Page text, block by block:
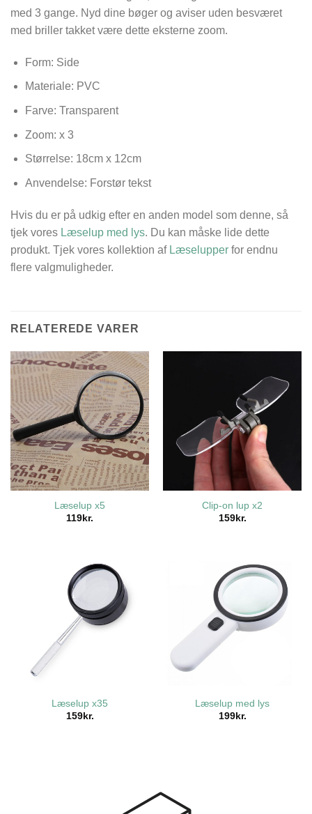
med 3 gange. Nyd dine bøger og aviser uden besværet
med briller takket være dette eksterne zoom.
Form: Side
Materiale: PVC
Farve: Transparent
Zoom: x 3
Størrelse: 18cm x 12cm
Anvendelse: Forstør tekst
Hvis du er på udkig efter en anden model som denne, så
tjek vores Læselup med lys. Du kan måske lide dette
produkt. Tjek vores kollektion af Læselupper for endnu
flere valgmuligheder.
RELATEREDE VARER
Læselup x5
119 kr.
Clip-on lup x2
159kr.
Læselup x35
159kr.
Læselup med lys
199kr.